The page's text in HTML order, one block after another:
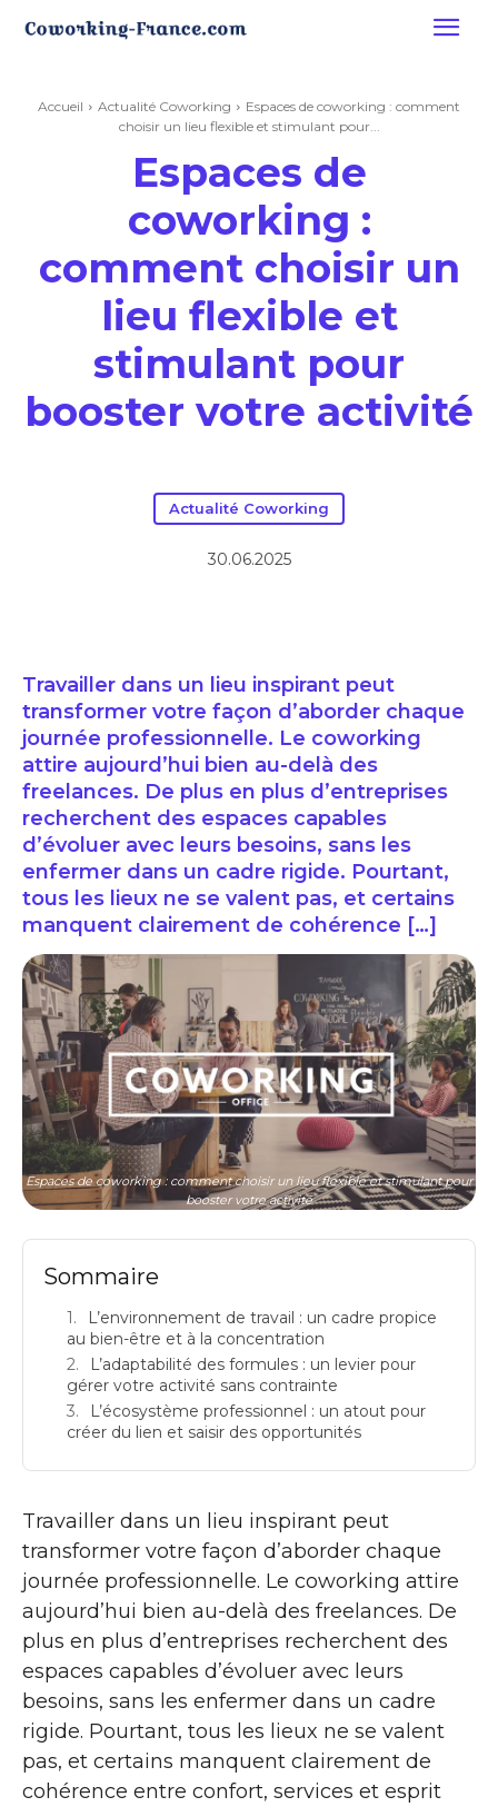
Accueil Actualité Coworking
Espaces de coworking : comment
choisir un lieu flexible et stimulant pour...
Espaces de
coworking :
comment choisir un
lieu flexible et
stimulant pour
booster votre activité
Actualité Coworking
30.06.2025
Travailler dans un lieu inspirant peut
transformer votre façon d’aborder chaque
journée professionnelle. Le coworking
attire aujourd’hui bien au-delà des
freelances. De plus en plus d’entreprises
recherchent des espaces capables
d’évoluer avec leurs besoins, sans les
enfermer dans un cadre rigide. Pourtant,
tous les lieux ne se valent pas, et certains
manquent clairement de cohérence […]
Espaces de coworking : comment choisir un lieu flexible et stimulant pour
booster votre activité
Sommaire
L’environnement de travail : un cadre propice
au bien-être et à la concentration
L’adaptabilité des formules : un levier pour
gérer votre activité sans contrainte
L’écosystème professionnel : un atout pour
créer du lien et saisir des opportunités
Travailler dans un lieu inspirant peut
transformer votre façon d’aborder chaque
journée professionnelle. Le coworking attire
aujourd’hui bien au-delà des freelances. De
plus en plus d’entreprises recherchent des
espaces capables d’évoluer avec leurs
besoins, sans les enfermer dans un cadre
rigide. Pourtant, tous les lieux ne se valent
pas, et certains manquent clairement de
cohérence entre confort, services et esprit